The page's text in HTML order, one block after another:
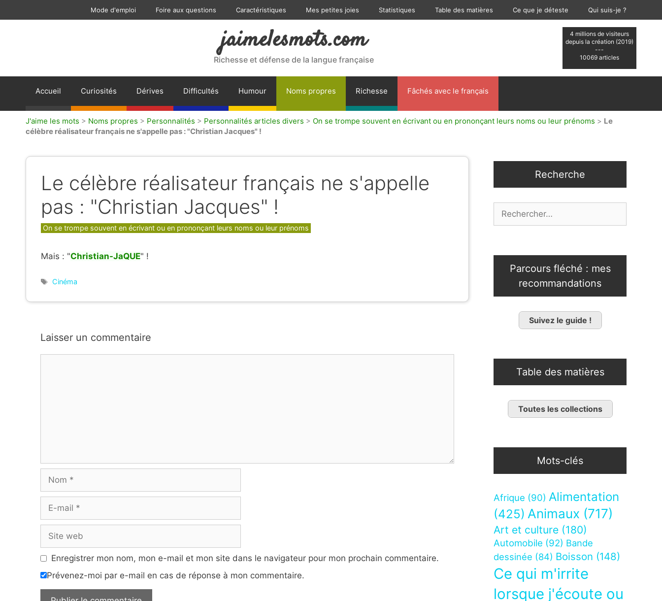
Mode d'emploi Foire aux questions Caractéristiques Mes petites joies Statistiques Table des matières Ce que je déteste Qui suis-je ?
4 millions de visiteurs
depuis la création (2019)
---
10069 articles
jaimelesmots.com
Richesse et défense de la langue française
Accueil Curiosités Dérives Difficultés Humour Noms propres Richesse Fâchés avec le français
J'aime les mots > Noms propres > Personnalités > Personnalités articles divers > On se trompe souvent en écrivant ou en prononçant leurs noms ou leur prénoms > Le
célèbre réalisateur français ne s'appelle pas : "Christian Jacques" !
Le célèbre réalisateur français ne s'appelle
pas : "Christian Jacques" !
Catégories
On se trompe souvent en écrivant ou en prononçant leurs noms ou leur prénoms
Mais : "Christian-JaQUE" !
Étiquettes
Cinéma
Laisser un commentaire
mail
web
Enregistrer mon nom, mon e-mail et mon site dans le navigateur pour mon prochain commentaire.
Prévenez-moi par e-mail en cas de réponse à mon commentaire.
Recherche
Parcours fléché : mes
recommandations
Suivez le guide !
Table des matières
Toutes les collections
Mots-clés
Afrique (90) Alimentation
(425) Animaux (717)
Art et culture (180)
Automobile (92) Bande
dessinée (84) Boisson (148)
Ce qui m'irrite
lorsque j'écoute ou